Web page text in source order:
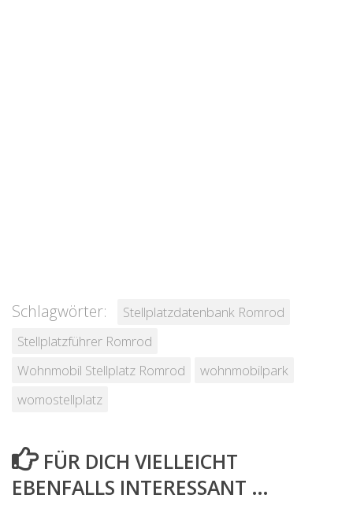
Schlagwörter:
Stellplatzdatenbank Romrod
Stellplatzführer Romrod
Wohnmobil Stellplatz Romrod
wohnmobilpark
womostellplatz
FÜR DICH VIELLEICHT
EBENFALLS INTERESSANT …